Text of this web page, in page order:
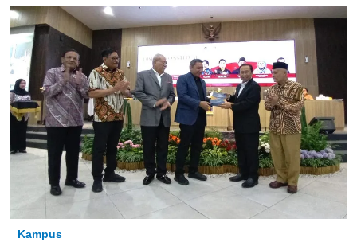
Kampus